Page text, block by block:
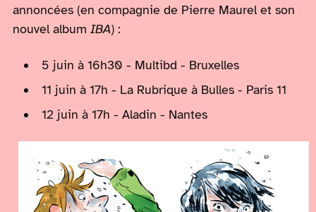
annoncées (en compagnie de Pierre Maurel et son
nouvel album IBA) :
5 juin à 16h30 - Multibd - Bruxelles
11 juin à 17h - La Rubrique à Bulles - Paris 11
12 juin à 17h - Aladin - Nantes